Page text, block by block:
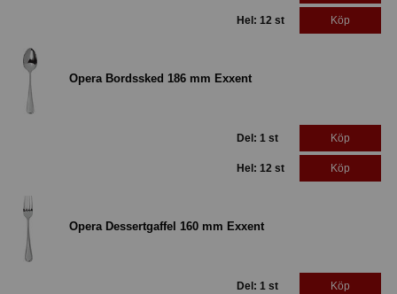
Hel: 12 st Köp
Opera Bordssked 186 mm Exxent
Del: 1 st Köp
Hel: 12 st Köp
Opera Dessertgaffel 160 mm Exxent
Del: 1 st Köp